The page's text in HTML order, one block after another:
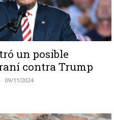
un posible
contra Trump
- 09/11/2024